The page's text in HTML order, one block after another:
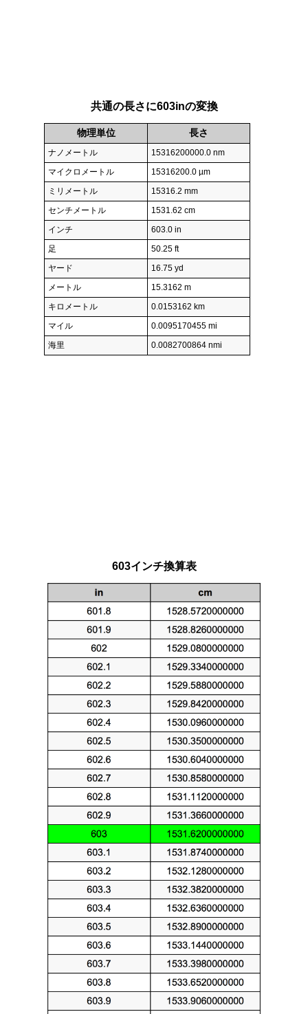
共通の長さに603inの変換
物理単位 長さ
ナノメートル
15316200000.0 nm
マイクロメートル
15316200.0 µm
ミリメートル
15316.2 mm
センチメートル
1531.62 cm
インチ
603.0 in
足
50.25 ft
ヤード
16.75 yd
メートル
15.3162 m
キロメートル
0.0153162 km
マイル
0.0095170455 mi
海里
0.0082700864 nmi
603インチ換算表